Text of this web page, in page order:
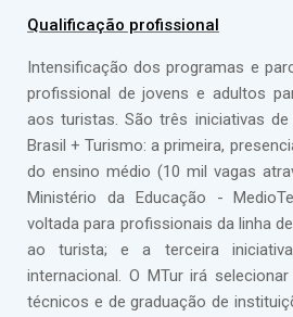
Qualificação profissional
Intensificação dos programas e
profissional de jovens e adultos
aos turistas. São três iniciativas
Brasil + Turismo: a primeira,
do ensino médio (10 mil vagas
Ministério da Educação -
voltada para profissionais da linha
ao turista; e a terceira iniciativa
internacional. O MTur irá
técnicos e de graduação de